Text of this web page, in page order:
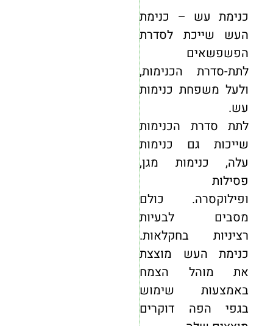
כנימת עש – כנימת
העש שייכת לסדרת
הפשפשאים
לתת-סדרת הכנימות,
ולעל משפחת כנימות
עש.
לתת סדרת הכנימות
שייכות גם כנימות
עלה, כנימות מגן,
פסילות
ופילוקסרה. כולם
מסבים לבעיות
רציניות בחקלאות.
כנימת העש מוצצת
את מוהל הצמח
באמצעות שימוש
בגפי הפה דוקרים